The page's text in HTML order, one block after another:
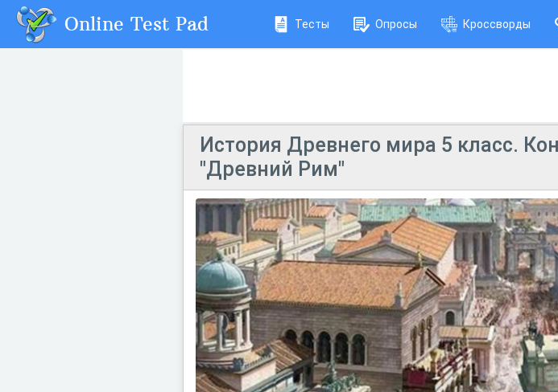
Online Test Pad Тесты Опросы Кроссворды
История Древнего мира 5 класс.
"Древний Рим"